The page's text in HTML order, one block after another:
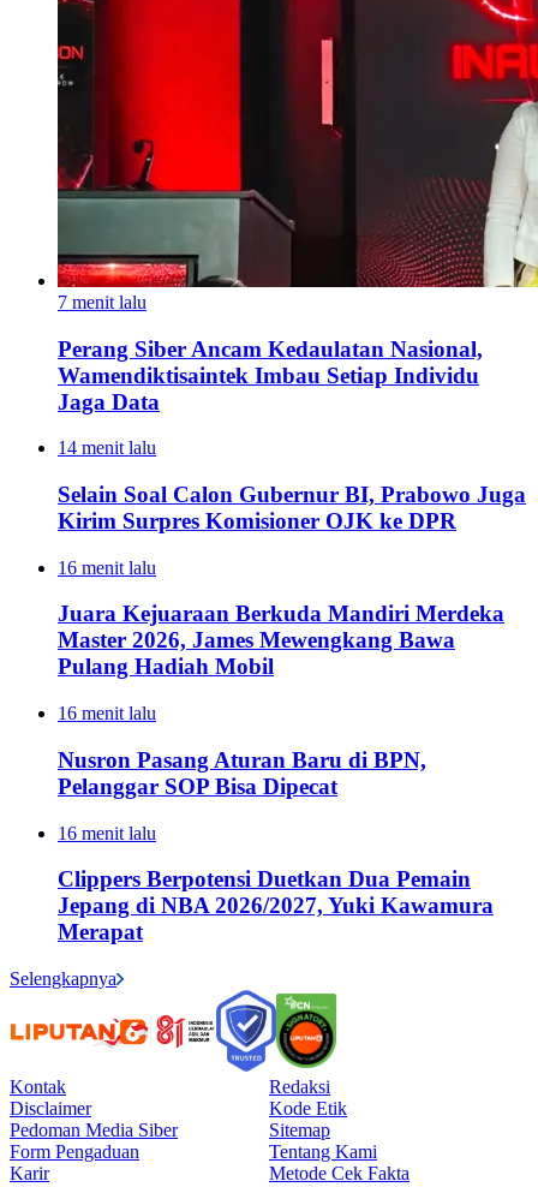
7 menit lalu
Perang Siber Ancam Kedaulatan Nasional,
Wamendiktisaintek Imbau Setiap Individu
Jaga Data
14 menit lalu
Selain Soal Calon Gubernur BI, Prabowo Juga
Kirim Surpres Komisioner OJK ke DPR
16 menit lalu
Juara Kejuaraan Berkuda Mandiri Merdeka
Master 2026, James Mewengkang Bawa
Pulang Hadiah Mobil
16 menit lalu
Nusron Pasang Aturan Baru di BPN,
Pelanggar SOP Bisa Dipecat
16 menit lalu
Clippers Berpotensi Duetkan Dua Pemain
Jepang di NBA 2026/2027, Yuki Kawamura
Merapat
Selengkapnya
Kontak
Redaksi
Disclaimer
Kode Etik
Pedoman Media Siber
Sitemap
Form Pengaduan
Tentang Kami
Karir
Metode Cek Fakta